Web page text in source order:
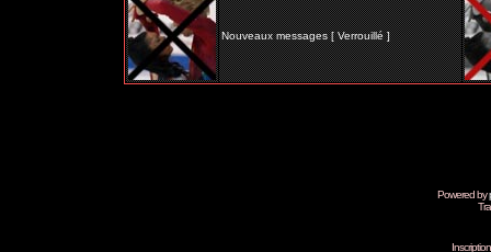
Nouveaux messages [ Verrouillé ]
Powered by